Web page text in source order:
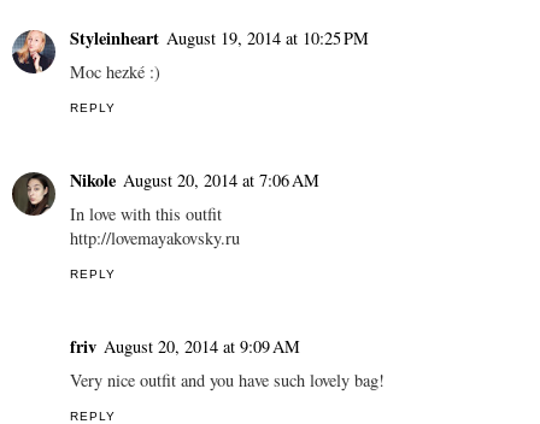
Styleinheart August 19, 2014 at 10:25 PM
Moc hezké :)
REPLY
Nikole August 20, 2014 at 7:06 AM
In love with this outfit
http://lovemayakovsky.ru
REPLY
friv August 20, 2014 at 9:09 AM
Very nice outfit and you have such lovely bag!
REPLY